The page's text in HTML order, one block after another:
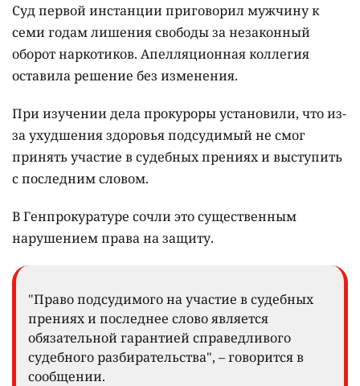
Суд первой инстанции приговорил мужчину к
семи годам лишения свободы за незаконный
оборот наркотиков. Апелляционная коллегия
оставила решение без изменения.
При изучении дела прокуроры установили, что из-
за ухудшения здоровья подсудимый не смог
принять участие в судебных прениях и выступить
с последним словом.
В Генпрокуратуре сочли это существенным
нарушением права на защиту.
"Право подсудимого на участие в судебных
прениях и последнее слово является
обязательной гарантией справедливого
судебного разбирательства", – говорится в
сообщении.